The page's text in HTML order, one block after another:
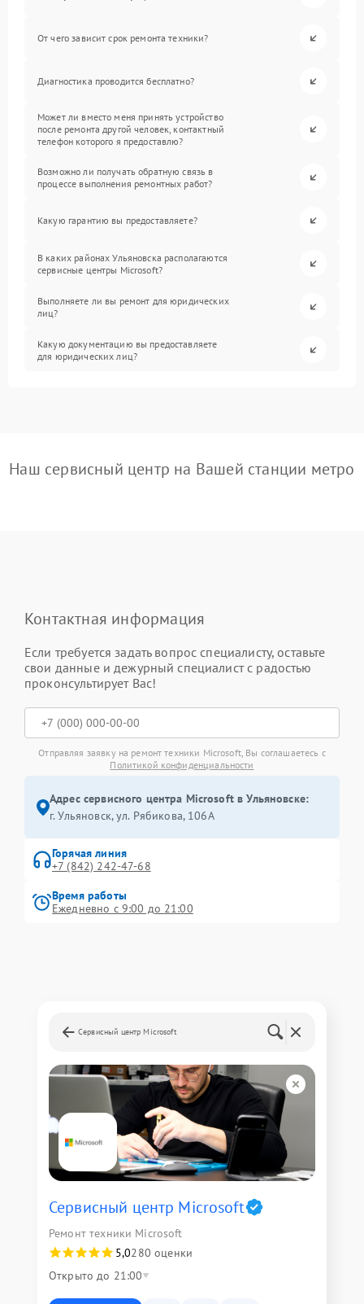
От чего зависит срок ремонта техники?
Диагностика проводится бесплатно?
Может ли вместо меня принять устройство
после ремонта другой человек, контактный
телефон которого я предоставлю?
Возможно ли получать обратную связь в
процессе выполнения ремонтных работ?
Какую гарантию вы предоставляете?
В каких районах Ульяновска располагаются
сервисные центры Microsoft?
Выполняете ли вы ремонт для юридических
лиц?
Какую документацию вы предоставляете
для юридических лиц?
Наш сервисный центр на Вашей станции метро
Контактная информация
Если требуется задать вопрос специалисту, оставьте
свои данные и дежурный специалист с радостью
проконсультирует Вас!
Отправляя заявку на ремонт техники Microsoft, Вы соглашаетесь с
Политикой конфиденциальности
Адрес сервисного центра Microsoft в Ульяновске:
г. Ульяновск, ул. Рябикова, 106А
Горячая линия
+7 (842) 242-47-68
Время работы
Ежедневно с 9:00 до 21:00
Сервисный центр Microsoft
Сервисный центр Microsoft
Ремонт техники Microsoft
5,0280 оценки
Открыто до 21:00